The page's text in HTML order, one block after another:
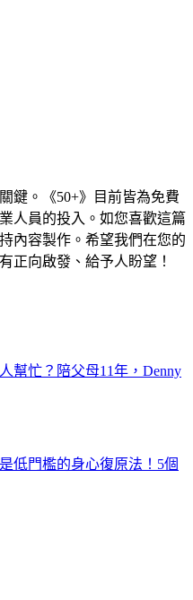
鍵。《50+》目前皆為免費
人員的投入。如您喜歡這篇
內容製作。希望我們在您的
正向啟發、給予人盼望！
幫忙？陪父母11年，Denny
低門檻的身心復原法！5個